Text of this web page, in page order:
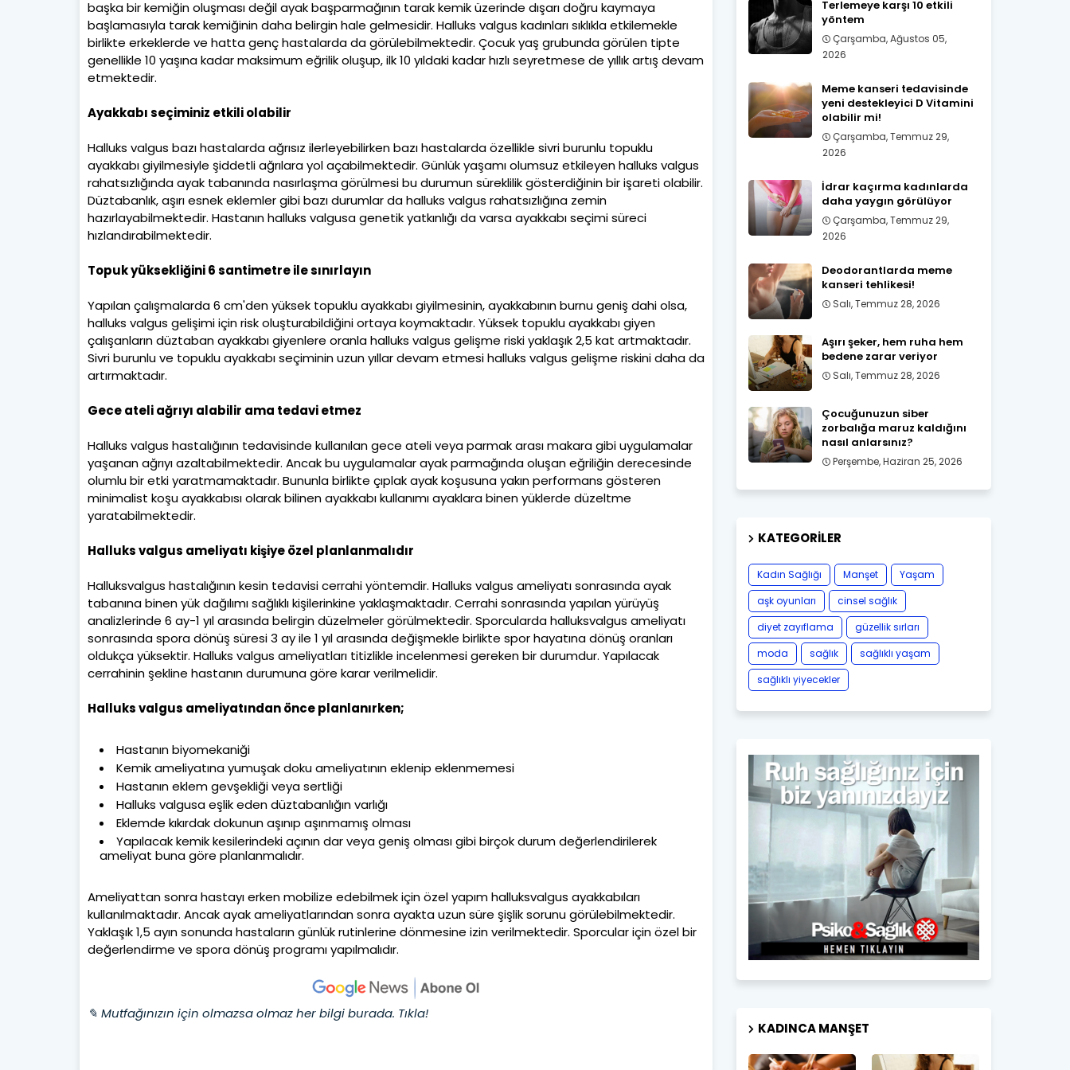
başka bir kemiğin oluşması değil ayak başparmağının tarak kemik üzerinde dışarı doğru kaymaya
başlamasıyla tarak kemiğinin daha belirgin hale gelmesidir. Halluks valgus kadınları sıklıkla etkilemekle
birlikte erkeklerde ve hatta genç hastalarda da görülebilmektedir. Çocuk yaş grubunda görülen tipte
genellikle 10 yaşına kadar maksimum eğrilik oluşup, ilk 10 yıldaki kadar hızlı seyretmese de yıllık artış devam
etmektedir.
Ayakkabı seçiminiz etkili olabilir
Halluks valgus bazı hastalarda ağrısız ilerleyebilirken bazı hastalarda özellikle sivri burunlu topuklu
ayakkabı giyilmesiyle şiddetli ağrılara yol açabilmektedir. Günlük yaşamı olumsuz etkileyen halluks valgus
rahatsızlığında ayak tabanında nasırlaşma görülmesi bu durumun süreklilik gösterdiğinin bir işareti olabilir.
Düztabanlık, aşırı esnek eklemler gibi bazı durumlar da halluks valgus rahatsızlığına zemin
hazırlayabilmektedir. Hastanın halluks valgusa genetik yatkınlığı da varsa ayakkabı seçimi süreci
hızlandırabilmektedir.
Topuk yüksekliğini 6 santimetre ile sınırlayın
Yapılan çalışmalarda 6 cm'den yüksek topuklu ayakkabı giyilmesinin, ayakkabının burnu geniş dahi olsa,
halluks valgus gelişimi için risk oluşturabildiğini ortaya koymaktadır. Yüksek topuklu ayakkabı giyen
çalışanların düztaban ayakkabı giyenlere oranla halluks valgus gelişme riski yaklaşık 2,5 kat artmaktadır.
Sivri burunlu ve topuklu ayakkabı seçiminin uzun yıllar devam etmesi halluks valgus gelişme riskini daha da
artırmaktadır.
Gece ateli ağrıyı alabilir ama tedavi etmez
Halluks valgus hastalığının tedavisinde kullanılan gece ateli veya parmak arası makara gibi uygulamalar
yaşanan ağrıyı azaltabilmektedir. Ancak bu uygulamalar ayak parmağında oluşan eğriliğin derecesinde
olumlu bir etki yaratmamaktadır. Bununla birlikte çıplak ayak koşusuna yakın performans gösteren
minimalist koşu ayakkabısı olarak bilinen ayakkabı kullanımı ayaklara binen yüklerde düzeltme
yaratabilmektedir.
Halluks valgus ameliyatı kişiye özel planlanmalıdır
Halluksvalgus hastalığının kesin tedavisi cerrahi yöntemdir. Halluks valgus ameliyatı sonrasında ayak
tabanına binen yük dağılımı sağlıklı kişilerinkine yaklaşmaktadır. Cerrahi sonrasında yapılan yürüyüş
analizlerinde 6 ay-1 yıl arasında belirgin düzelmeler görülmektedir. Sporcularda halluksvalgus ameliyatı
sonrasında spora dönüş süresi 3 ay ile 1 yıl arasında değişmekle birlikte spor hayatına dönüş oranları
oldukça yüksektir. Halluks valgus ameliyatları titizlikle incelenmesi gereken bir durumdur. Yapılacak
cerrahinin şekline hastanın durumuna göre karar verilmelidir.
Halluks valgus ameliyatından önce planlanırken;
Hastanın biyomekaniği
Kemik ameliyatına yumuşak doku ameliyatının eklenip eklenmemesi
Hastanın eklem gevşekliği veya sertliği
Halluks valgusa eşlik eden düztabanlığın varlığı
Eklemde kıkırdak dokunun aşınıp aşınmamış olması
Yapılacak kemik kesilerindeki açının dar veya geniş olması gibi birçok durum değerlendirilerek
ameliyat buna göre planlanmalıdır.
Ameliyattan sonra hastayı erken mobilize edebilmek için özel yapım halluksvalgus ayakkabıları
kullanılmaktadır. Ancak ayak ameliyatlarından sonra ayakta uzun süre şişlik sorunu görülebilmektedir.
Yaklaşık 1,5 ayın sonunda hastaların günlük rutinlerine dönmesine izin verilmektedir. Sporcular için özel bir
değerlendirme ve spora dönüş programı yapılmalıdır.
✎ Mutfağınızın için olmazsa olmaz her bilgi burada. Tıkla!
Terlemeye karşı 10 etkili
yöntem
Çarşamba, Ağustos 05,
2026
Meme kanseri tedavisinde
yeni destekleyici D Vitamini
olabilir mi!
Çarşamba, Temmuz 29,
2026
İdrar kaçırma kadınlarda
daha yaygın görülüyor
Çarşamba, Temmuz 29,
2026
Deodorantlarda meme
kanseri tehlikesi!
Salı, Temmuz 28, 2026
Aşırı şeker, hem ruha hem
bedene zarar veriyor
Salı, Temmuz 28, 2026
Çocuğunuzun siber
zorbalığa maruz kaldığını
nasıl anlarsınız?
Perşembe, Haziran 25, 2026
KATEGORILER
Kadın Sağlığı Manşet
Yaşam
aşk oyunları
cinsel sağlık
diyet zayıflama
güzellik sırları
moda
sağlık
sağlıklı yaşam
sağlıklı yiyecekler
KADINCA MANŞET